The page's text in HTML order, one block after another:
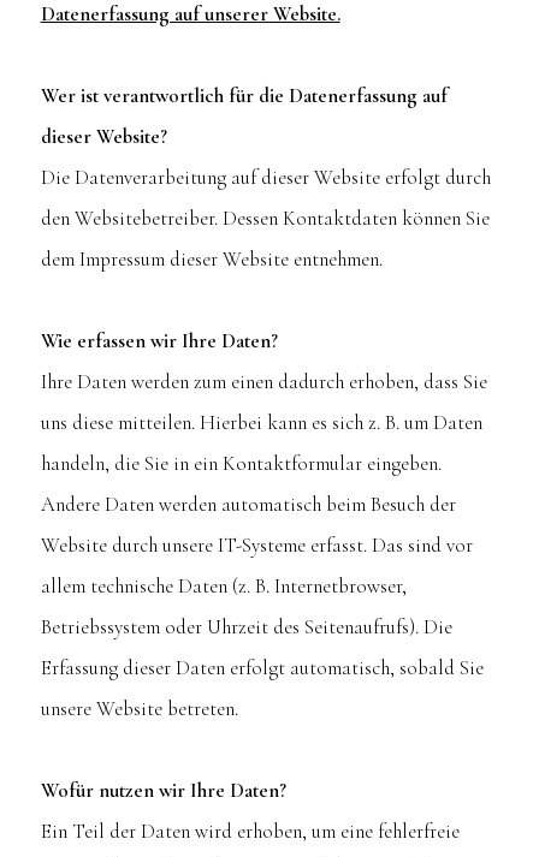
Datenerfassung auf unserer Website.
Wer ist verantwortlich für die Datenerfassung auf
dieser Website?
Die Datenverarbeitung auf dieser Website erfolgt durch
den Websitebetreiber. Dessen Kontaktdaten können Sie
dem Impressum dieser Website entnehmen.
Wie erfassen wir Ihre Daten?
Ihre Daten werden zum einen dadurch erhoben, dass Sie
uns diese mitteilen. Hierbei kann es sich z. B. um Daten
handeln, die Sie in ein Kontaktformular eingeben.
Andere Daten werden automatisch beim Besuch der
Website durch unsere IT-Systeme erfasst. Das sind vor
allem technische Daten (z. B. Internetbrowser,
Betriebssystem oder Uhrzeit des Seitenaufrufs). Die
Erfassung dieser Daten erfolgt automatisch, sobald Sie
unsere Website betreten.
Wofür nutzen wir Ihre Daten?
Ein Teil der Daten wird erhoben, um eine fehlerfreie